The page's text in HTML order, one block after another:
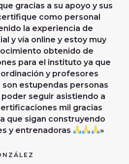
gracias a su apoyo y sus
como personal
la experiencia de
y vía online y estoy muy
obtenido de
para el instituto ya que
y profesores
estupendas personas
seguir asistiendo a
mil gracias
que sigan construyendo
y entrenadoras
»